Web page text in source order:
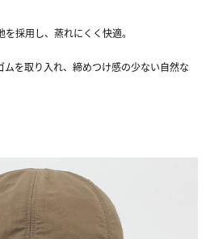
採用し、蒸れにくく快適。
ムを取り入れ、締めつけ感の少ない自然な